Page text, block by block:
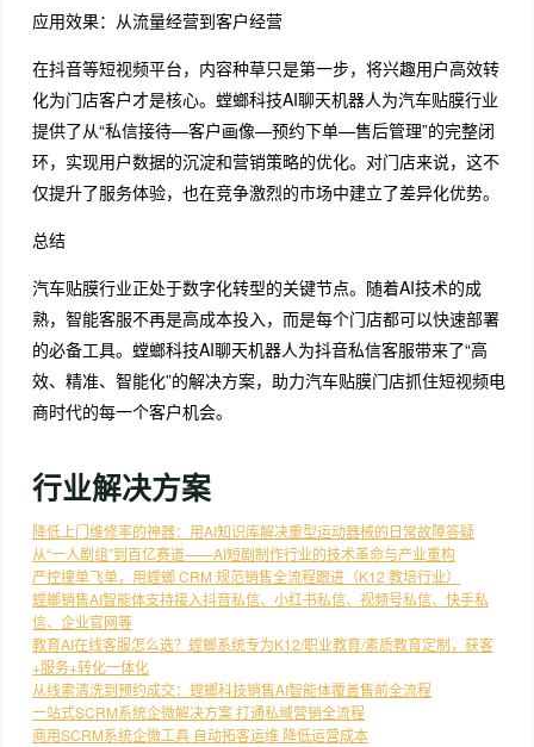
应用效果：从流量经营到客户经营
在抖音等短视频平台，内容种草只是第一步，将兴趣用户高效转
化为门店客户才是核心。螳螂科技AI聊天机器人为汽车贴膜行业
提供了从“私信接待—客户画像—预约下单—售后管理”的完整闭
环，实现用户数据的沉淀和营销策略的优化。对门店来说，这不
仅提升了服务体验，也在竞争激烈的市场中建立了差异化优势。
总结
汽车贴膜行业正处于数字化转型的关键节点。随着AI技术的成
熟，智能客服不再是高成本投入，而是每个门店都可以快速部署
的必备工具。螳螂科技AI聊天机器人为抖音私信客服带来了“高
效、精准、智能化”的解决方案，助力汽车贴膜门店抓住短视频电
商时代的每一个客户机会。
行业解决方案
降低上门维修率的神器：用AI知识库解决重型运动器械的日常故障答疑
从“一人剧组”到百亿赛道——AI短剧制作行业的技术革命与产业重构
严控撞单飞单，用螳螂 CRM 规范销售全流程跟进（K12 教培行业）
螳螂销售AI智能体支持接入抖音私信、小红书私信、视频号私信、快手私
信、企业官网等
教育AI在线客服怎么选？螳螂系统专为K12/职业教育/素质教育定制，获客
+服务+转化一体化
从线索清洗到预约成交：螳螂科技销售AI智能体覆盖售前全流程
一站式SCRM系统企微解决方案 打通私域营销全流程
商用SCRM系统企微工具 自动拓客运维 降低运营成本